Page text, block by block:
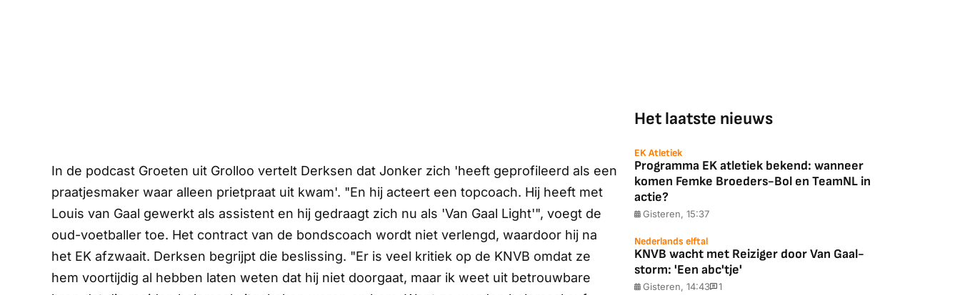
In de podcast Groeten uit Grolloo vertelt Derksen dat Jonker zich 'heeft geprofileerd als een
praatjesmaker waar alleen prietpraat uit kwam'. "En hij acteert een topcoach. Hij heeft met
Louis van Gaal gewerkt als assistent en hij gedraagt zich nu als 'Van Gaal Light'", voegt de
oud-voetballer toe. Het contract van de bondscoach wordt niet verlengd, waardoor hij na
het EK afzwaait. Derksen begrijpt die beslissing. "Er is veel kritiek op de KNVB omdat ze
hem voortijdig al hebben laten weten dat hij niet doorgaat, maar ik weet uit betrouwbare
Het laatste nieuws
EK Atletiek
Programma EK atletiek bekend: wanneer
komen Femke Broeders-Bol en TeamNL in
actie?
Gisteren, 15:37
Nederlands elftal
KNVB wacht met Reiziger door Van Gaal-
storm: 'Een abc'tje'
Gisteren, 14:43 1